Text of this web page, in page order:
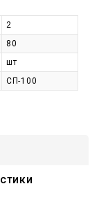
2
80
шт
СП-100